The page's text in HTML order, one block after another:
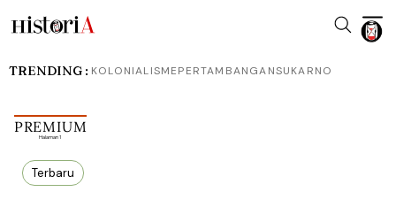
PREMIUM
Halaman 1
Terbaru
TRENDING : KOLONIALISMEPERTAMBANGANSUKARNO